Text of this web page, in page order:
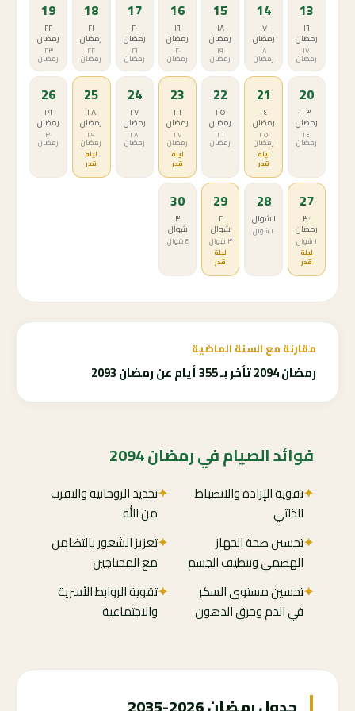
13
١٦
رمضان
١٧
رمضان
14
١٧
رمضان
١٨
رمضان
15
١٨
رمضان
١٩
رمضان
16
١٩
رمضان
٢٠
رمضان
17
٢٠
رمضان
٢١
رمضان
18
٢١
رمضان
٢٢
رمضان
19
٢٢
رمضان
٢٣
رمضان
20
٢٣
رمضان
٢٤
رمضان
21
٢٤
رمضان
٢٥
رمضان
ليلة
قدر
22
٢٥
رمضان
٢٦
رمضان
23
٢٦
رمضان
٢٧
رمضان
ليلة
قدر
24
٢٧
رمضان
٢٨
رمضان
25
٢٨
رمضان
٢٩
رمضان
ليلة
قدر
26
٢٩
رمضان
٣٠
رمضان
27
٣٠
رمضان
١ شوال
ليلة
قدر
28
١ شوال
٢ شوال
29
٢
شوال
٣ شوال
ليلة
قدر
30
٣
شوال
٤ شوال
مقارنة مع السنة الماضية
رمضان 2094 تأخر بـ 355 أيام عن رمضان 2093
فوائد الصيام في رمضان 2094
✦تقوية الإرادة والانضباط
الذاتي
✦تجديد الروحانية والتقرب
من الله
✦تحسين صحة الجهاز
الهضمي وتنظيف الجسم
✦تعزيز الشعور بالتضامن
مع المحتاجين
✦تحسين مستوى السكر
في الدم وحرق الدهون
✦تقوية الروابط الأسرية
والاجتماعية